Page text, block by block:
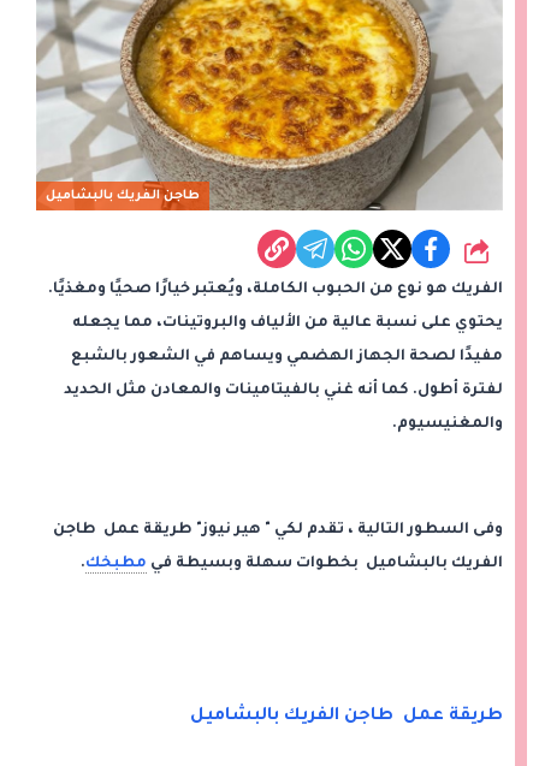
طاجن الفريك بالبشاميل
شارك
الفريك هو نوع من الحبوب الكاملة، ويُعتبر خيارًا صحيًا ومغذيًا.
يحتوي على نسبة عالية من الألياف والبروتينات، مما يجعله
مفيدًا لصحة الجهاز الهضمي ويساهم في الشعور بالشبع
لفترة أطول. كما أنه غني بالفيتامينات والمعادن مثل الحديد
والمغنيسيوم.
وفى السطور التالية ، تقدم لكي " هير نيوز" طريقة عمل طاجن
الفريك بالبشاميل بخطوات سهلة وبسيطة في مطبخك.
طريقة عمل طاجن الفريك بالبشاميل